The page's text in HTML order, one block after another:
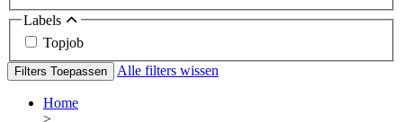
Labels
Topjob
Filters Toepassen Alle filters wissen
Home